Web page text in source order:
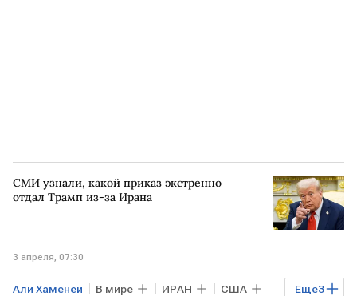
СМИ узнали, какой приказ экстренно
отдал Трамп из-за Ирана
3 апреля, 07:30
Еще3
Али Хаменеи В мире ИРАН США